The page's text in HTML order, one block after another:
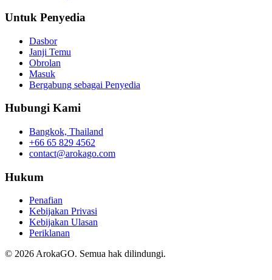
Untuk Penyedia
Dasbor
Janji Temu
Obrolan
Masuk
Bergabung sebagai Penyedia
Hubungi Kami
Bangkok, Thailand
+66 65 829 4562
contact@arokago.com
Hukum
Penafian
Kebijakan Privasi
Kebijakan Ulasan
Periklanan
© 2026 ArokaGO. Semua hak dilindungi.